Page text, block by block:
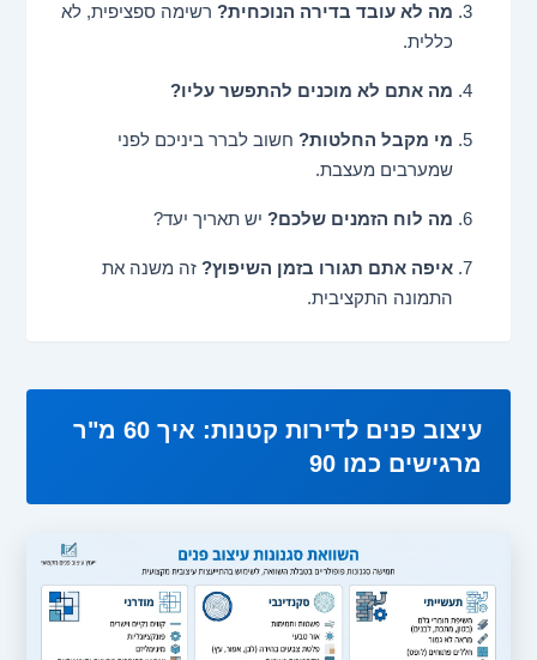
מה לא עובד בדירה הנוכחית? רשימה ספציפית, לא
כללית.
מה אתם לא מוכנים להתפשר עליו?
מי מקבל החלטות? חשוב לברר ביניכם לפני
שמערבים מעצבת.
מה לוח הזמנים שלכם? יש תאריך יעד?
איפה אתם תגורו בזמן השיפוץ? זה משנה את
התמונה התקציבית.
עיצוב פנים לדירות קטנות: איך 60 מ"ר
מרגישים כמו 90